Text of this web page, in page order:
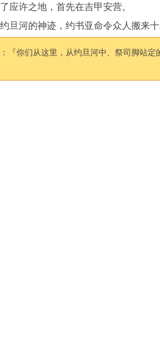
应许之地，首先在吉甲安营。
旦河的神迹，约书亚命令众人搬来
『你们从这里，从约旦河中、祭司脚站